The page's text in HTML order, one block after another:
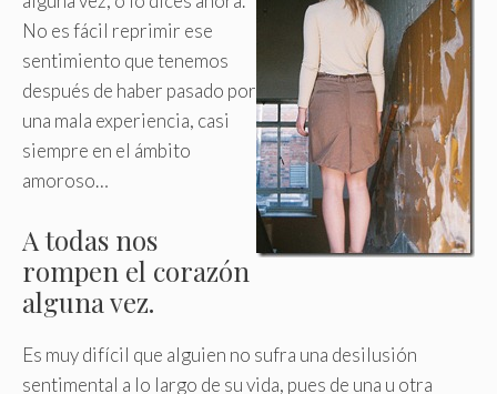
No es fácil reprimir ese
sentimiento que tenemos
después de haber pasado por
una mala experiencia, casi
siempre en el ámbito
amoroso…
A todas nos
rompen el corazón
alguna vez.
Es muy difícil que alguien no sufra una desilusión
sentimental a lo largo de su vida, pues de una u otra